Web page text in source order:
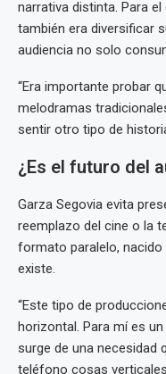
narrativa distinta. Para
también era diversificar
audiencia no solo
“Era importante probar
melodramas
sentir otro tipo de
¿Es el futuro del
Garza Segovia evita
reemplazo del cine o la
formato paralelo,
existe.
“Este tipo de
horizontal. Para mí es
surge de una necesidad
teléfono cosas